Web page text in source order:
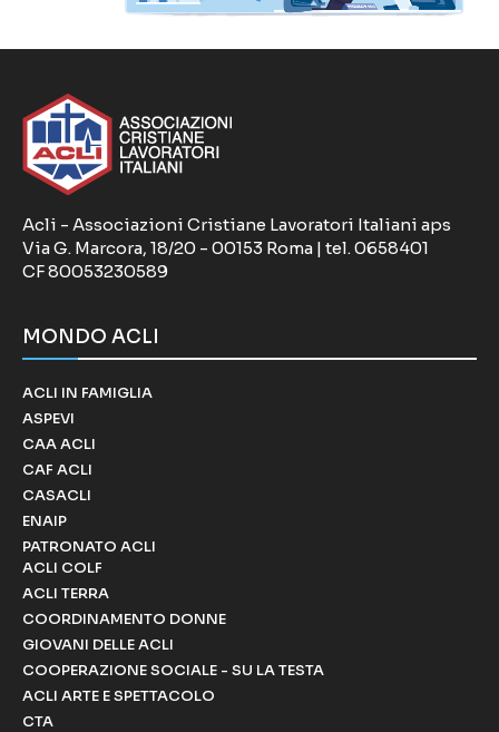
Acli - Associazioni Cristiane Lavoratori Italiani aps
Via G. Marcora, 18/20 - 00153 Roma | tel. 0658401
CF 80053230589
MONDO ACLI
ACLI IN FAMIGLIA
ASPEVI
CAA ACLI
CAF ACLI
CASACLI
ENAIP
PATRONATO ACLI
ACLI COLF
ACLI TERRA
COORDINAMENTO DONNE
GIOVANI DELLE ACLI
COOPERAZIONE SOCIALE - SU LA TESTA
ACLI ARTE E SPETTACOLO
CTA